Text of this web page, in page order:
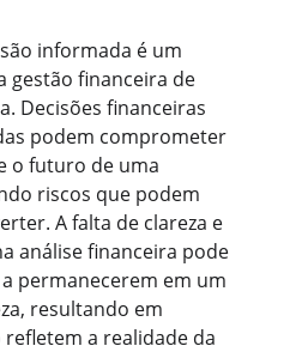
informada é um
gestão financeira de
Decisões financeiras
podem comprometer
o futuro de uma
riscos que podem
A falta de clareza e
análise financeira pode
permanecerem em um
resultando em
a realidade da